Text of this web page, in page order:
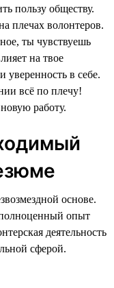
пользу обществу.
плечах волонтеров.
ты чувствуешь
на твое
уверенность в себе.
всё по плечу!
работу.
основе.
опыт
деятельность
сферой.